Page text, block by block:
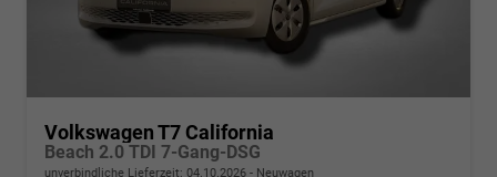
Volkswagen T7 California
Beach 2.0 TDI 7-Gang-DSG
unverbindliche Lieferzeit: 04.10.2026 Neuwagen